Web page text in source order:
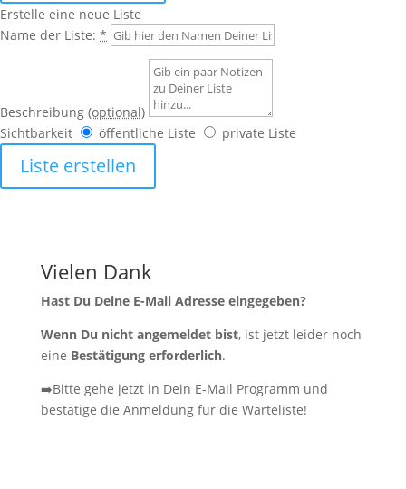
Erstelle eine neue Liste
Name der Liste: *
Beschreibung (optional)
Sichtbarkeit
öffentliche Liste private Liste
Liste erstellen
Vielen Dank
Hast Du Deine E-Mail Adresse eingegeben?
Wenn Du nicht angemeldet bist, ist jetzt leider noch
eine Bestätigung erforderlich.
➡️Bitte gehe jetzt in Dein E-Mail Programm und
bestätige die Anmeldung für die Warteliste!